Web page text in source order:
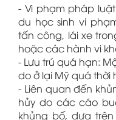
- Vi phạm pháp
du học sinh vi
tấn công, lái xe
hoặc các hành vi
- Lưu trú quá hạn:
do ở lại Mỹ quá thời
- Liên quan đến
hủy do các cáo
khủng bố, dựa